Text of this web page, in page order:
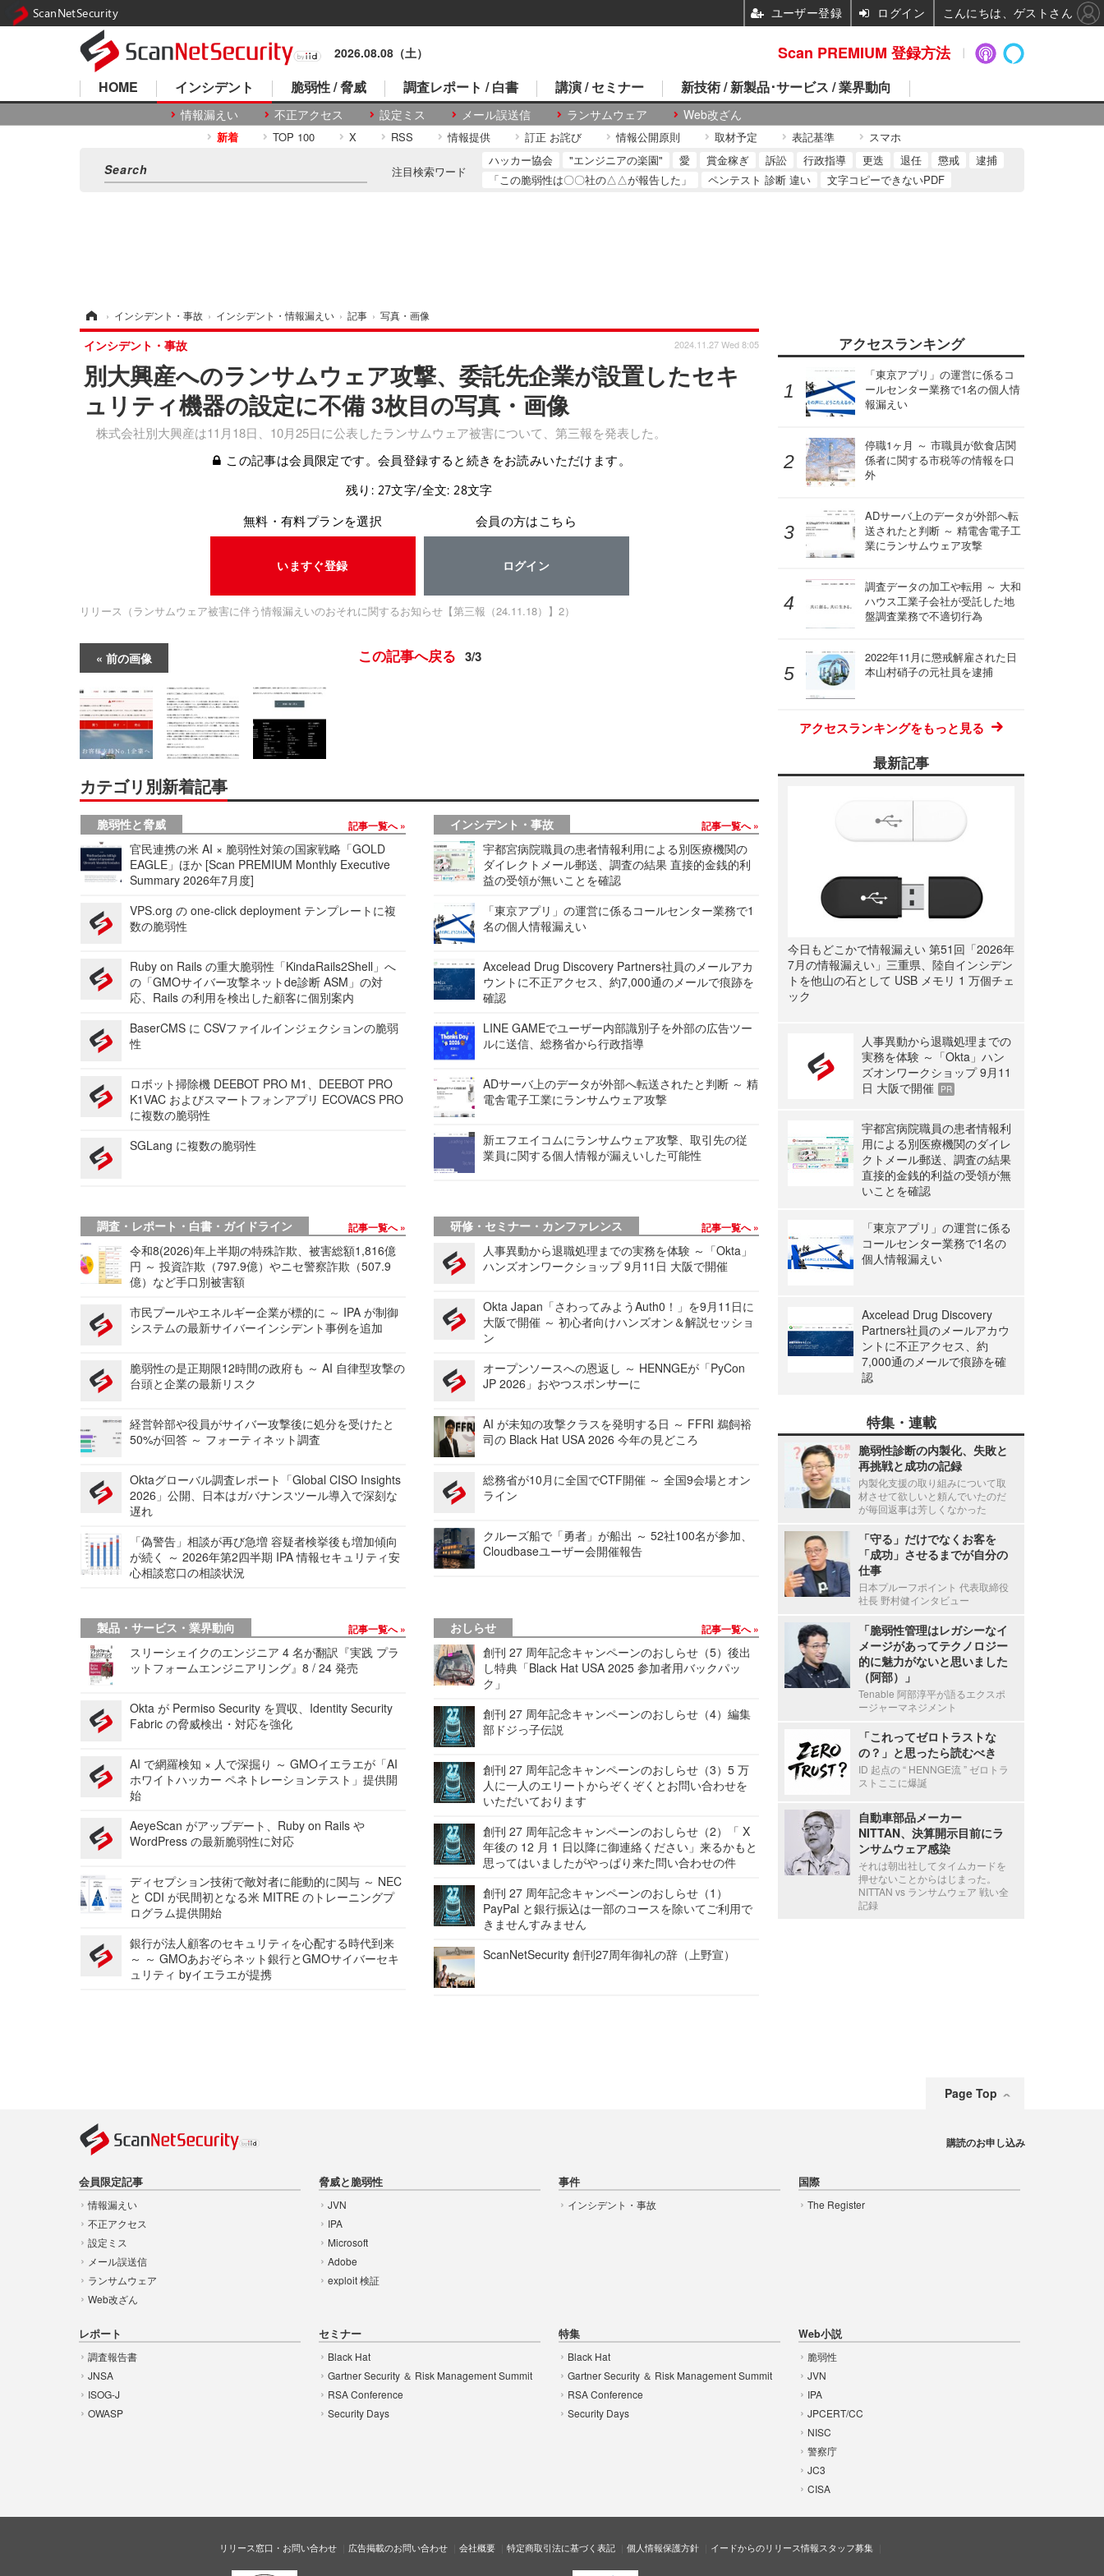
2026.08.08（土）
HOME インシデント
情報漏えい 不正アクセス 設定ミス メール誤送信 ランサムウェア Web改ざん
脆弱性 / 脅威 調査レポート / 白書 講演 / セミナー 新技術 / 新製品･サービス / 業界動向
新着 TOP 100 X RSS 情報提供 訂正 お詫び 情報公開原則 取材予定 表記基準 スマホ
注目検索ワード
ハッカー協会 "エンジニアの楽園" 愛 賞金稼ぎ 訴訟 行政指導 更迭 退任 懲戒
逮捕
「この脆弱性は〇〇社の△△が報告した」
ペンテスト 診断 違い 文字コピーできないPDF
› インシデント・事故 › インシデント・情報漏えい › 記事 › 写真・画像
別大興産へのランサムウェア攻撃、委託先企業が設置したセキ
ュリティ機器の設定に不備 3枚目の写真・画像
株式会社別大興産は11月18日、10月25日に公表したランサムウェア被害について、第三報を発表した。
インシデント・事故 2024.11.27 Wed 8:05
この記事は会員限定です。会員登録すると続きをお読みいただけます。
残り: 27文字/全文: 28文字
無料・有料プランを選択
いますぐ登録
会員の方はこちら
ログイン
リリース（ランサムウェア被害に伴う情報漏えいのおそれに関するお知らせ【第三報（24.11.18）】2）
前の画像 この記事へ戻る 3/3
カテゴリ別新着記事
脆弱性と脅威 記事一覧へ
官民連携の米 AI × 脆弱性対策の国家戦略「GOLD
EAGLE」ほか [Scan PREMIUM Monthly Executive
Summary 2026年7月度]
VPS.org の one-click deployment テンプレートに複
数の脆弱性
Ruby on Rails の重大脆弱性「KindaRails2Shell」へ
の「GMOサイバー攻撃ネットde診断 ASM」の対
応、Rails の利用を検出した顧客に個別案内
BaserCMS に CSVファイルインジェクションの脆弱
性
ロボット掃除機 DEEBOT PRO M1、DEEBOT PRO
K1VAC およびスマートフォンアプリ ECOVACS PRO
に複数の脆弱性
SGLang に複数の脆弱性
インシデント・事故 記事一覧へ
宇都宮病院職員の患者情報利用による別医療機関の
ダイレクトメール郵送、調査の結果 直接的金銭的利
益の受領が無いことを確認
「東京アプリ」の運営に係るコールセンター業務で1
名の個人情報漏えい
Axcelead Drug Discovery Partners社員のメールアカ
ウントに不正アクセス、約7,000通のメールで痕跡を
確認
LINE GAMEでユーザー内部識別子を外部の広告ツー
ルに送信、総務省から行政指導
ADサーバ上のデータが外部へ転送されたと判断 ～ 精
電舎電子工業にランサムウェア攻撃
新エフエイコムにランサムウェア攻撃、取引先の従
業員に関する個人情報が漏えいした可能性
調査・レポート・白書・ガイドライン 記事一覧へ
令和8(2026)年上半期の特殊詐欺、被害総額1,816億
円 ～ 投資詐欺（797.9億）やニセ警察詐欺（507.9
億）など手口別被害額
市民プールやエネルギー企業が標的に ～ IPA が制御
システムの最新サイバーインシデント事例を追加
脆弱性の是正期限12時間の政府も ～ AI 自律型攻撃の
台頭と企業の最新リスク
経営幹部や役員がサイバー攻撃後に処分を受けたと
50%が回答 ～ フォーティネット調査
Oktaグローバル調査レポート「Global CISO Insights
2026」公開、日本はガバナンスツール導入で深刻な
遅れ
「偽警告」相談が再び急増 容疑者検挙後も増加傾向
が続く ～ 2026年第2四半期 IPA 情報セキュリティ安
心相談窓口の相談状況
研修・セミナー・カンファレンス 記事一覧へ
人事異動から退職処理までの実務を体験 ～「Okta」
ハンズオンワークショップ 9月11日 大阪で開催
Okta Japan「さわってみようAuth0！」を9月11日に
大阪で開催 ～ 初心者向けハンズオン＆解説セッショ
ン
オープンソースへの恩返し ～ HENNGEが「PyCon
JP 2026」おやつスポンサーに
AI が未知の攻撃クラスを発明する日 ～ FFRI 鵜飼裕
司の Black Hat USA 2026 今年の見どころ
総務省が10月に全国でCTF開催 ～ 全国9会場とオン
ライン
クルーズ船で「勇者」が船出 ～ 52社100名が参加、
Cloudbaseユーザー会開催報告
製品・サービス・業界動向 記事一覧へ
スリーシェイクのエンジニア 4 名が翻訳『実践 プラ
ットフォームエンジニアリング』8 / 24 発売
Okta が Permiso Security を買収、Identity Security
Fabric の脅威検出・対応を強化
AI で網羅検知 × 人で深掘り ～ GMOイエラエが「AI
ホワイトハッカー ペネトレーションテスト」提供開
始
AeyeScan がアップデート、Ruby on Rails や
WordPress の最新脆弱性に対応
ディセプション技術で敵対者に能動的に関与 ～ NEC
と CDI が民間初となる米 MITRE のトレーニングプ
ログラム提供開始
銀行が法人顧客のセキュリティを心配する時代到来
～ ～ GMOあおぞらネット銀行とGMOサイバーセキ
ュリティ byイエラエが提携
おしらせ 記事一覧へ
創刊 27 周年記念キャンペーンのおしらせ（5）後出
し特典「Black Hat USA 2025 参加者用バックパッ
ク」
創刊 27 周年記念キャンペーンのおしらせ（4）編集
部ドジっ子伝説
創刊 27 周年記念キャンペーンのおしらせ（3）5 万
人に一人のエリートからぞくぞくとお問い合わせを
いただいております
創刊 27 周年記念キャンペーンのおしらせ（2）「 X
年後の 12 月 1 日以降に御連絡ください」来るかもと
思ってはいましたがやっぱり来た問い合わせの件
創刊 27 周年記念キャンペーンのおしらせ（1）
PayPal と銀行振込は一部のコースを除いてご利用で
きませんすみません
ScanNetSecurity 創刊27周年御礼の辞（上野宣）
アクセスランキング
「東京アプリ」の運営に係るコ
ールセンター業務で1名の個人情
報漏えい
停職1ヶ月 ～ 市職員が飲食店関
係者に関する市税等の情報を口
外
ADサーバ上のデータが外部へ転
送されたと判断 ～ 精電舎電子工
業にランサムウェア攻撃
調査データの加工や転用 ～ 大和
ハウス工業子会社が受託した地
盤調査業務で不適切行為
2022年11月に懲戒解雇された日
本山村硝子の元社員を逮捕
アクセスランキングをもっと見る
最新記事
今日もどこかで情報漏えい 第51回「2026年
7月の情報漏えい」三重県、陸自インシデン
トを他山の石として USB メモリ 1 万個チェ
ック
人事異動から退職処理までの
実務を体験 ～「Okta」ハン
ズオンワークショップ 9月11
日 大阪で開催
PR
宇都宮病院職員の患者情報利
用による別医療機関のダイレ
クトメール郵送、調査の結果
直接的金銭的利益の受領が無
いことを確認
「東京アプリ」の運営に係る
コールセンター業務で1名の
個人情報漏えい
Axcelead Drug Discovery
Partners社員のメールアカウ
ントに不正アクセス、約
7,000通のメールで痕跡を確
認
特集・連載
脆弱性診断の内製化、失敗と
再挑戦と成功の記録
内製化支援の取り組みについて取
材させて欲しいと頼んでいたのだ
が毎回返事は芳しくなかった
「守る」だけでなくお客を
「成功」させるまでが自分の
仕事
日本プルーフポイント 代表取締役
社長 野村健インタビュー
「脆弱性管理はレガシーなイ
メージがあってテクノロジー
的に魅力がないと思いました
（阿部）」
Tenable 阿部淳平が語るエクスポ
ージャーマネジメント
「これってゼロトラストな
の？」と思ったら読むべき
ID 起点の “ HENNGE流 ” ゼロトラ
ストここに爆誕
自動車部品メーカー
NITTAN、決算開示目前にラ
ンサムウェア感染
それは朝出社してタイムカードを
押せないことからはじまった。
NITTAN vs ランサムウェア 戦い全
記録
Page Top
会員限定記事
情報漏えい
不正アクセス
設定ミス
メール誤送信
ランサムウェア
Web改ざん
脅威と脆弱性
JVN
IPA
Microsoft
Adobe
exploit 検証
事件
インシデント・事故
国際
The Register
レポート
調査報告書
JNSA
ISOG-J
OWASP
セミナー
Black Hat
Gartner Security ＆ Risk Management Summit
RSA Conference
Security Days
特集
Black Hat
Gartner Security ＆ Risk Management Summit
RSA Conference
Security Days
Web小説
脆弱性
JVN
IPA
JPCERT/CC
NISC
警察庁
JC3
CISA
購読のお申し込み
リリース窓口・お問い合わせ 広告掲載のお問い合わせ 会社概要 特定商取引法に基づく表記 個人情報保護方針 イードからのリリース情報スタッフ募集
Scan PREMIUM 登録方法
ScanNetSecurity ユーザー登録 ログイン こんにちは、ゲストさん